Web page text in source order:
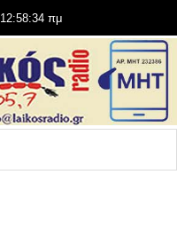
12:58:35 πμ